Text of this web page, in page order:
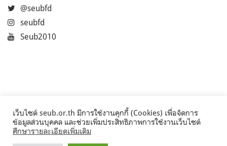
@seubfd
seubfd
Seub2010
เว็บไซต์ seub.or.th มีการใช้งานคุกกี้ (Cookies) เพื่อจัดการ
ข้อมูลส่วนบุคคล และช่วยเพิ่มประสิทธิภาพการใช้งานเว็บไซต์
ศึกษารายละเอียดเพิ่มเติม